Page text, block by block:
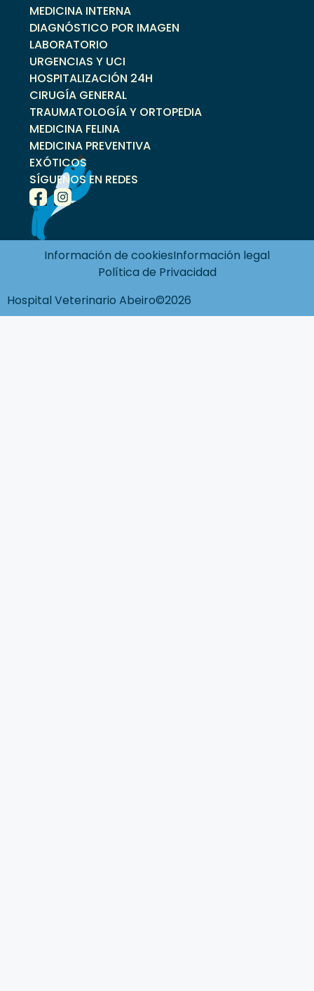
MEDICINA INTERNA
DIAGNÓSTICO POR IMAGEN
LABORATORIO
URGENCIAS Y UCI
HOSPITALIZACIÓN 24H
CIRUGÍA GENERAL
TRAUMATOLOGÍA Y ORTOPEDIA
MEDICINA FELINA
MEDICINA PREVENTIVA
EXÓTICOS
SÍGUENOS EN REDES
Hospital Veterinario Abeiro©2026
Información de cookiesInformación legal
Política de Privacidad